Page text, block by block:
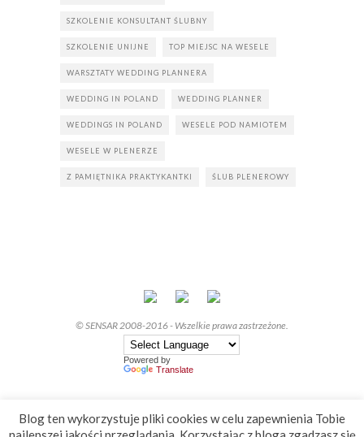
SZKOLENIE KONSULTANT ŚLUBNY
SZKOLENIE UNIJNE TOP MIEJSC NA WESELE
WARSZTATY WEDDING PLANNERA
WEDDING IN POLAND WEDDING PLANNER
WEDDINGS IN POLAND WESELE POD NAMIOTEM
WESELE W PLENERZE
Z PAMIĘTNIKA PRAKTYKANTKI ŚLUB PLENEROWY
© SENSAR 2008-2016 - Wszelkie prawa zastrzeżone.
Powered by
Translate
Blog ten wykorzystuje pliki cookies w celu zapewnienia Tobie